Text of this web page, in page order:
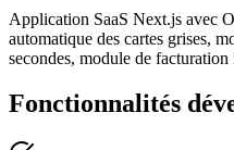
Application SaaS Next.js avec
automatique des cartes grises,
secondes, module de
Fonctionnalités